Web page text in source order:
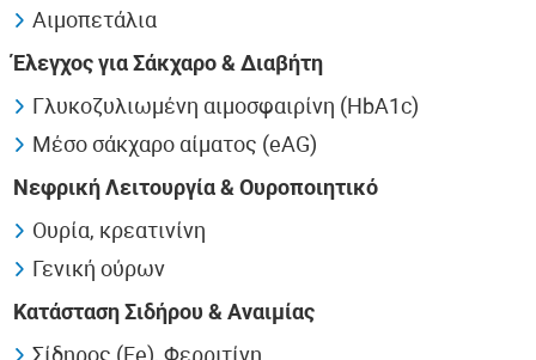
Αιμοπετάλια
Έλεγχος για Σάκχαρο & Διαβήτη
Γλυκοζυλιωμένη αιμοσφαιρίνη (HbA1c)
Μέσο σάκχαρο αίματος (eAG)
Νεφρική Λειτουργία & Ουροποιητικό
Ουρία, κρεατινίνη
Γενική ούρων
Κατάσταση Σιδήρου & Αναιμίας